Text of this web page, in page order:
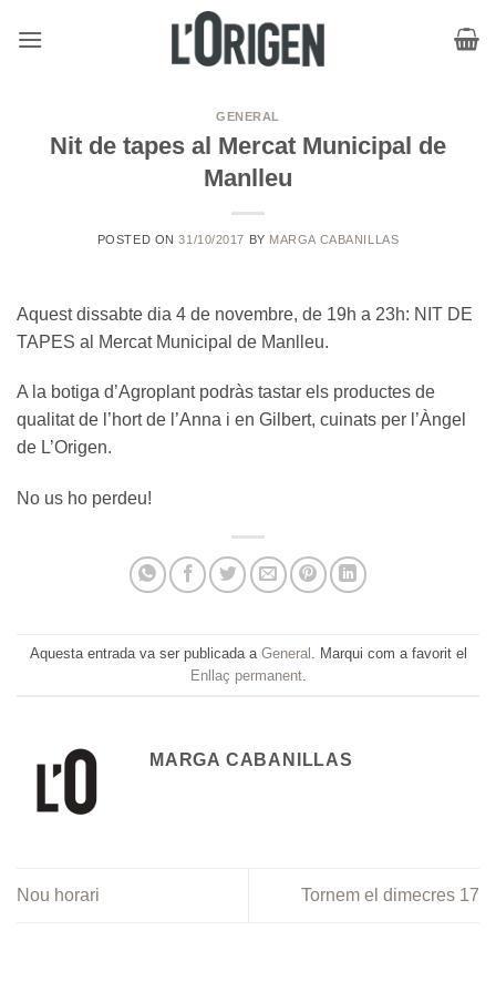
GENERAL
Nit de tapes al Mercat Municipal de
Manlleu
POSTED ON31/10/2017 BY MARGA CABANILLAS
Aquest dissabte dia 4 de novembre, de 19h a 23h: NIT DE
TAPES al Mercat Municipal de Manlleu.
A la botiga d’Agroplant podràs tastar els productes de
qualitat de l’hort de l’Anna i en Gilbert, cuinats per l’Àngel
de L’Origen.
No us ho perdeu!
Aquesta entrada va ser publicada a General . Marqui com a favorit el
Enllaç permanent.
MARGA CABANILLAS
Nou horari Tornem el dimecres 17